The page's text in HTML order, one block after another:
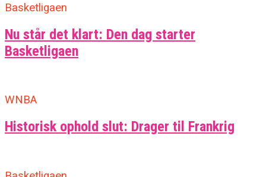
Basketligaen
Nu står det klart: Den dag starter
Basketligaen
WNBA
Historisk ophold slut: Drager til Frankrig